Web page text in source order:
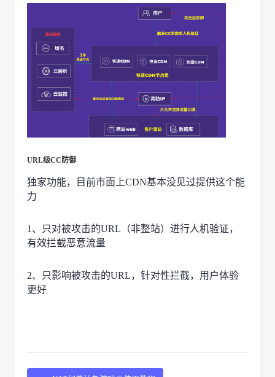
URL级CC 防御
独家功能，目前市面上CDN基本没见过提供这个能
力
1、只对被攻击的URL（非整站）进行人机验证，
有效拦截恶意流量
2、只影响被攻击的URL，针对性拦截，用户体验
更好